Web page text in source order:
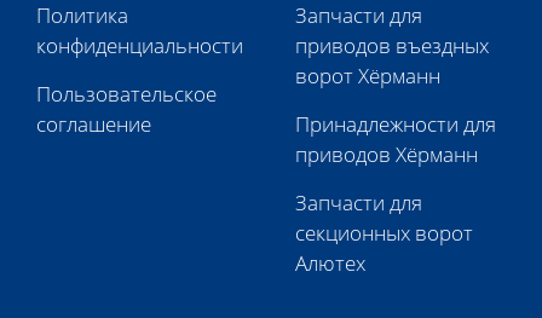
Политика
конфиденциальности
Пользовательское
соглашение
Запчасти для
приводов въездных
ворот Хёрманн
Принадлежности для
приводов Хёрманн
Запчасти для
секционных ворот
Алютех